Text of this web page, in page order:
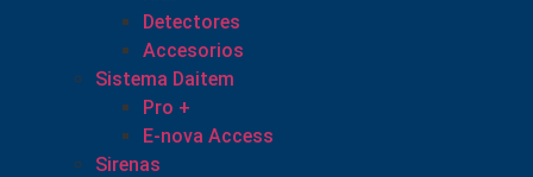
Detectores
Accesorios
Sistema Daitem
Pro +
E-nova Access
Sirenas